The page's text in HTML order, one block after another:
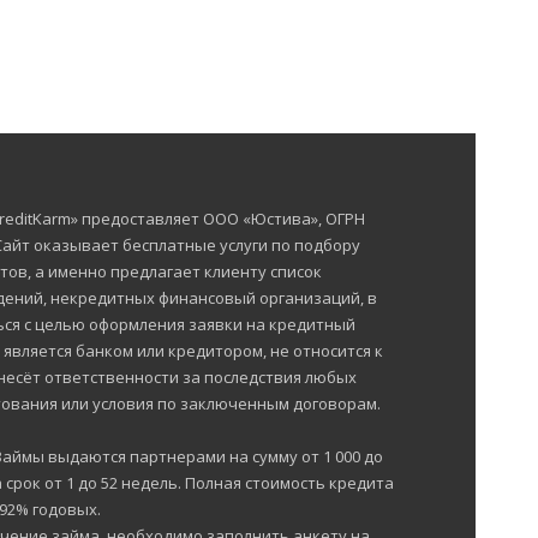
предоставляет ООО «Юстива», ОГРН
оказывает бесплатные услуги по подбору
а именно предлагает клиенту список
некредитных финансовый организаций, в
с целью оформления заявки на кредитный
банком или кредитором, не относится к
ответственности за последствия любых
или условия по заключенным договорам.
выдаются партнерами на сумму от 1 000 до
от 1 до 52 недель. Полная стоимость кредита
годовых.